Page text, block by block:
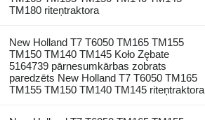
TM180 riteņtraktora
New Holland T7 T6050 TM165 TM155
TM150 TM140 TM145 Koło Zębate
5164739 pārnesumkārbas zobrats
paredzēts New Holland T7 T6050 TM165
TM155 TM150 TM140 TM145 riteņtraktora